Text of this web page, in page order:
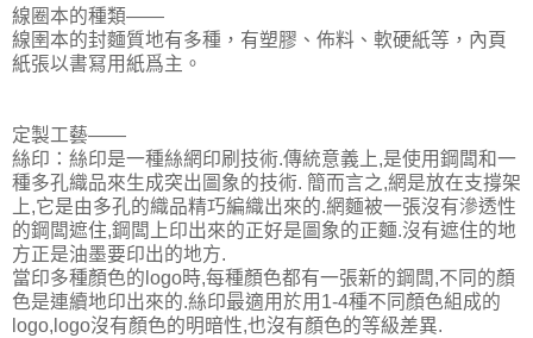
線圈本的種類——
線圉本的封麵質地有多種，有塑膠、佈料、軟硬紙等，內頁
紙張以書冩用紙爲主。
定製工藝——
絲印：絲印是一種絲網印刷技術.傳統意義上,是使用鋼闆和一
種多孔織品來生成突出圖象的技術. 簡而言之,網是放在支撐架
上,它是由多孔的織品精巧編織出來的.網麵被一張沒有滲透性
的鋼闆遮住,鋼闆上印出來的正好是圖象的正麵.沒有遮住的地
方正是油墨要印出的地方.
當印多種顏色的logo時,每種顏色都有一張新的鋼闆,不同的顏
色是連續地印出來的.絲印最適用於用1-4種不同顏色組成的
logo,logo沒有顏色的明暗性,也沒有顏色的等級差異.